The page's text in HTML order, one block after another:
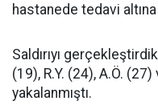
hastanede tedavi altına
Saldırıyı
(19), R.Y. (24), A.Ö.
yakalanmıştı.